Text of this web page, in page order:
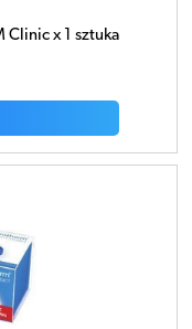
Clinic x 1 sztuka